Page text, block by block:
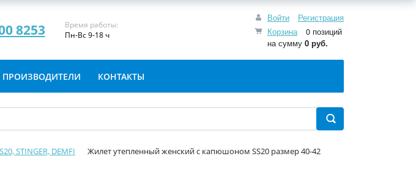
Войти
Регистрация
Корзина
0 позиций
на сумму 0 руб.
8253
Время работы:
Пн-Вс 9-18 ч
ПРОИЗВОДИТЕЛИ КОНТАКТЫ
STINGER, DEMFI Жилет утепленный женский с капюшоном SS20 размер 40-42